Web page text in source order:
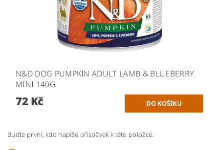
N&D DOG PUMPKIN ADULT LAMB & BLUEBERRY
MINI 140G
72 Kč
Buďte první, kdo napíše příspěvek k této položce.